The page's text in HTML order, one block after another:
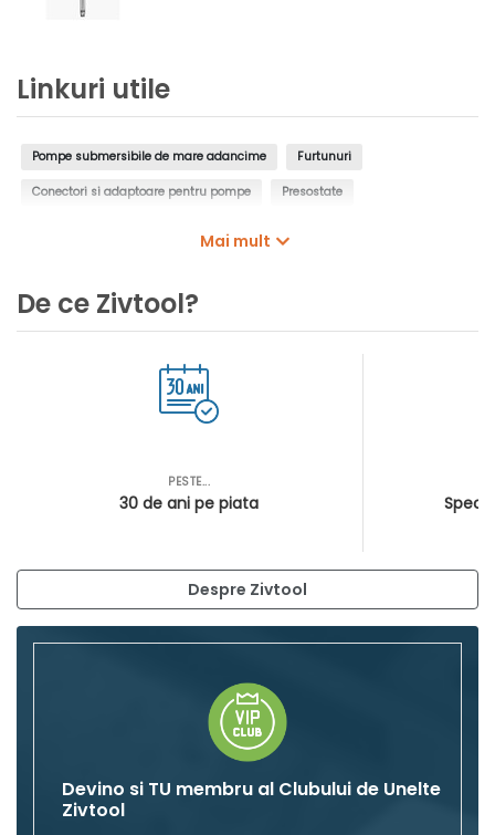
Linkuri utile
Pompe submersibile de mare adancime Furtunuri
Conectori si adaptoare pentru pompe Presostate
Cartuse filtrante pentru pompe
Mai mult
De ce Zivtool?
PESTE...
30 de ani pe piata
Despre Zivtool
Devino si TU membru al Clubului de Unelte
Zivtool